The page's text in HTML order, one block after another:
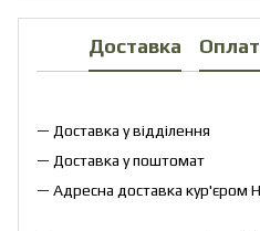
Доставка
— Доставка у відділення
— Доставка у поштомат
— Адресна доставка кур'єром